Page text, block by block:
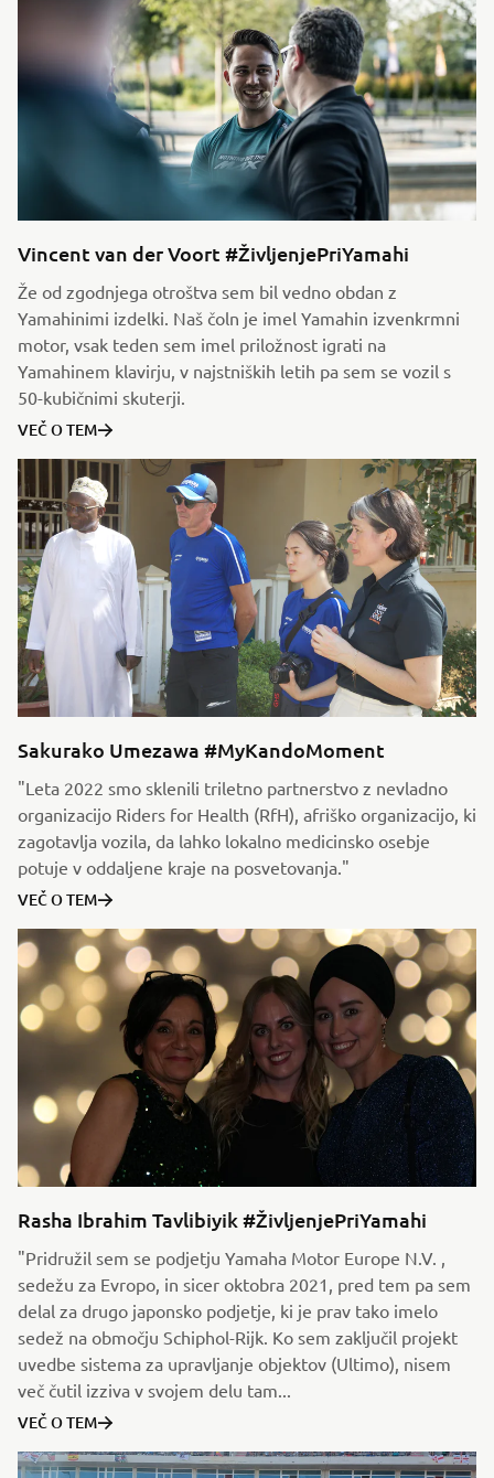
Vincent van der Voort #ŽivljenjePriYamahi
Že od zgodnjega otroštva sem bil vedno obdan z
Yamahinimi izdelki. Naš čoln je imel Yamahin izvenkrmni
motor, vsak teden sem imel priložnost igrati na
Yamahinem klavirju, v najstniških letih pa sem se vozil s
50-kubičnimi skuterji.
VEČ O TEM
Sakurako Umezawa #MyKandoMoment
"Leta 2022 smo sklenili triletno partnerstvo z nevladno
organizacijo Riders for Health (RfH), afriško organizacijo, ki
zagotavlja vozila, da lahko lokalno medicinsko osebje
potuje v oddaljene kraje na posvetovanja."
VEČ O TEM
Rasha Ibrahim Tavlibiyik #ŽivljenjePriYamahi
"Pridružil sem se podjetju Yamaha Motor Europe N.V. ,
sedežu za Evropo, in sicer oktobra 2021, pred tem pa sem
delal za drugo japonsko podjetje, ki je prav tako imelo
sedež na območju Schiphol-Rijk. Ko sem zaključil projekt
uvedbe sistema za upravljanje objektov (Ultimo), nisem
več čutil izziva v svojem delu tam...
VEČ O TEM